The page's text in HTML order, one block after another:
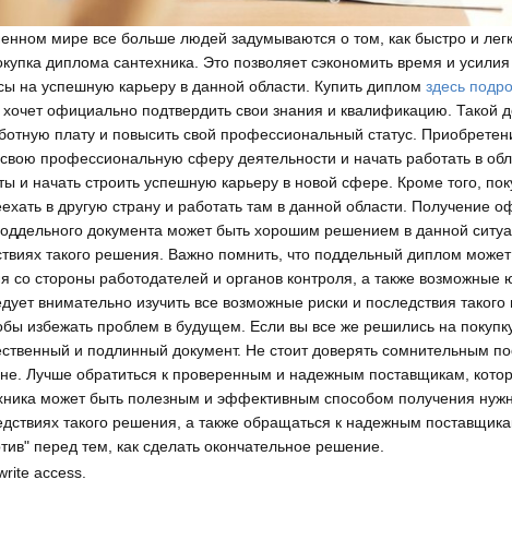
мире все больше людей задумываются о том, как быстро и
диплома сантехника. Это позволяет сэкономить время и
на успешную карьеру в данной области. Купить диплом здесь
официально подтвердить свои знания и квалификацию. Такой
плату и повысить свой профессиональный статус.
профессиональную сферу деятельности и начать работать в
и начать строить успешную карьеру в новой сфере. Кроме того,
в другую страну и работать там в данной области.
документа может быть хорошим решением в данной
такого решения. Важно помнить, что поддельный диплом
со стороны работодателей и органов контроля, а также
внимательно изучить все возможные риски и последствия
избежать проблем в будущем. Если вы все же решились на
и подлинный документ. Не стоит доверять сомнительным
Лучше обратиться к проверенным и надежным поставщикам,
может быть полезным и эффективным способом получения
такого решения, а также обращаться к надежным
перед тем, как сделать окончательное решение.
access.